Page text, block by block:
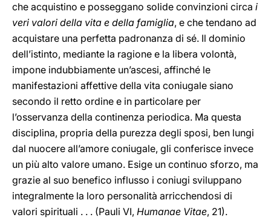
che acquistino e posseggano solide convinzioni circa i
veri valori della vita e della famiglia, e che tendano ad
acquistare una perfetta padronanza di sé. Il dominio
dell’istinto, mediante la ragione e la libera volontà,
impone indubbiamente un’ascesi, affinché le
manifestazioni affettive della vita coniugale siano
secondo il retto ordine e in particolare per
l’osservanza della continenza periodica. Ma questa
disciplina, propria della purezza degli sposi, ben lungi
dal nuocere all’amore coniugale, gli conferisce invece
un più alto valore umano. Esige un continuo sforzo, ma
grazie al suo benefico influsso i coniugi sviluppano
integralmente la loro personalità arricchendosi di
valori spirituali . . . (Pauli VI, Humanae Vitae, 21).